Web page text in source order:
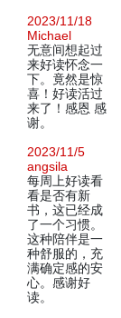
2023/11/18
Michael
无意间想起过
来好读怀念一
下。竟然是惊
喜！好读活过
来了！感恩 感
谢。
2023/11/5
angsila
每周上好读看
看是否有新
书，这已经成
了一个习惯。
这种陪伴是一
种舒服的，充
满确定感的安
心。感谢好
读。